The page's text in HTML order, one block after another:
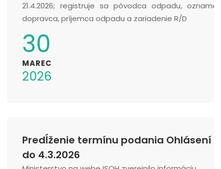
21.4.2026; registruje sa pôvodca odpadu,
dopravca, príjemca odpadu a zariadenie R/D
30
MAREC
2026
Predĺženie termínu podania Ohlásení
do 4.3.2026